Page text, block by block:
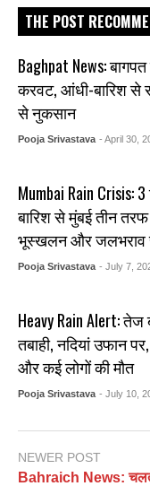
THE POST
Baghpat News:
करवट, आंधी-बारिश से
से नुकसान
Pooja Srivastava - April 30,
Mumbai Rain Crisis:
बारिश से मुंबई तीन तरफ
भूस्खलन और जलभराव
Pooja Srivastava - July 7,
Heavy Rain Alert:
तबाही, नदियां उफान
और कई लोगों की मौत
Pooja Srivastava - July 10,
NEWER POST
Bahraich News: